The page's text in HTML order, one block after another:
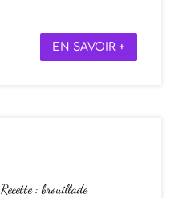
EN SAVOIR +
Recette : brouillade